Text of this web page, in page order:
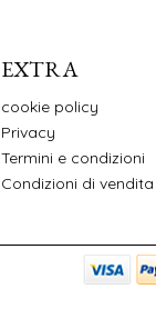
EXTRA
cookie policy
Privacy
Termini e condizioni
Condizioni di vendita